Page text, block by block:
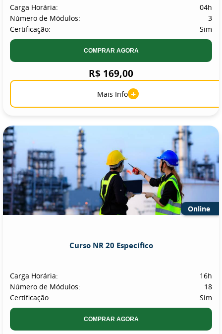
Carga Horária:
04h
Número de Módulos:
3
Certificação:
Sim
COMPRAR AGORA
R$ 169,00
Mais Info +
Online
Curso NR 20 Específico
Carga Horária:
16h
Número de Módulos:
18
Certificação:
Sim
COMPRAR AGORA